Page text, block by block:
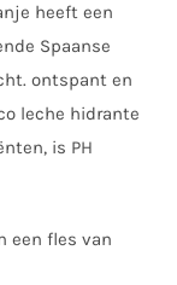
heeft een
Spaanse
ontspant en
leche hidrante
is PH
een fles van